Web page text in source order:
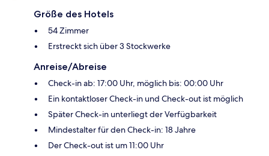
Größe des Hotels
54 Zimmer
Erstreckt sich über 3 Stockwerke
Anreise/Abreise
Check-in ab: 17:00 Uhr, möglich bis: 00:00 Uhr
Ein kontaktloser Check-in und Check-out ist möglich
Später Check-in unterliegt der Verfügbarkeit
Mindestalter für den Check-in: 18 Jahre
Der Check-out ist um 11:00 Uhr